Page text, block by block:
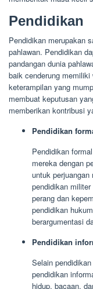
Pendidikan
Pendidikan merupakan
pahlawan. Pendidikan
pandangan dunia
baik cenderung
keterampilan yang
membuat keputusan
memberikan kontribusi
Pendidikan
Pendidikan
mereka dengan
untuk
pendidikan
perang dan
pendidikan
berargumentasi
Pendidikan
Selain
pendidikan
hidup, bacaan,